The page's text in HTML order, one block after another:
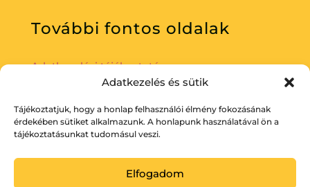
Adatkezelés és sütik
Tájékoztatjuk, hogy a honlap felhasználói élmény fokozásának
érdekében sütiket alkalmazunk. A honlapunk használatával ön a
tájékoztatásunkat tudomásul veszi.
Elfogadom
További fontos oldalak
Adatkezelési tájékoztató